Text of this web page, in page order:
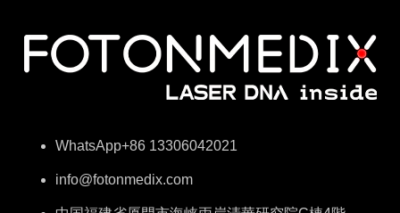
WhatsApp+86 13306042021
info@fotonmedix.com